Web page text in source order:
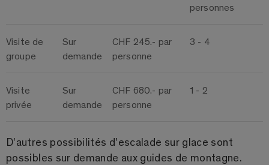
personnes
Visite de
groupe
Sur
demande
CHF 245.- par
personne
3 - 4
Visite
privée
Sur
demande
CHF 680.- par
personne
1 - 2
D'autres possibilités d'escalade sur glace sont
possibles sur demande aux guides de montagne.